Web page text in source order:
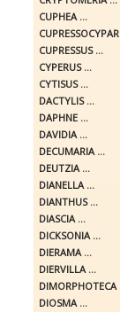
CUPHEA ...
CUPRESSUS ...
CYPERUS ...
CYTISUS ...
DACTYLIS ...
DAPHNE ...
DAVIDIA ...
DECUMARIA ...
DEUTZIA ...
DIANELLA ...
DIANTHUS ...
DIASCIA ...
DICKSONIA ...
DIERAMA ...
DIERVILLA ...
DIMORPHOTECA
DIOSMA ...